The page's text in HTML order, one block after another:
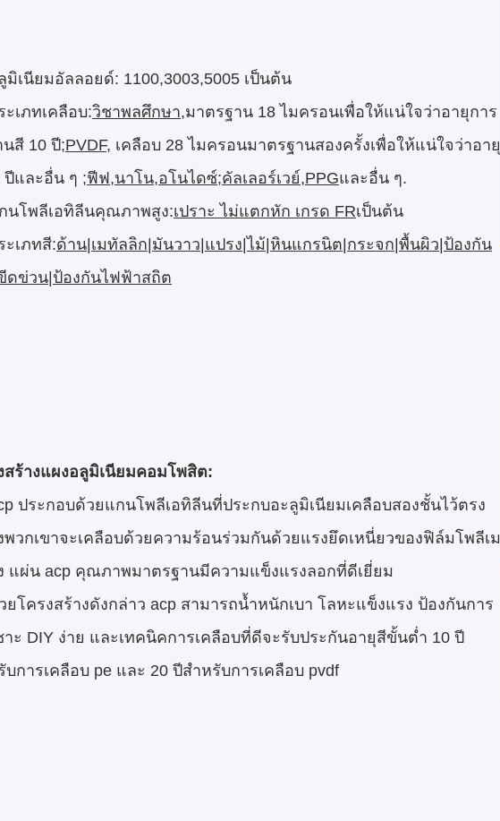
มิเนียมอัลลอยด์: 1100,3003,5005 เป็นต้น
ะเภทเคลือบ:วิชาพลศึกษา,มาตรฐาน 18 ไมครอนเพื่อให้แน่ใจว่าอายุการ
นสี 10 ปี;PVDF, เคลือบ 28 ไมครอนมาตรฐานสองครั้งเพื่อให้แน่ใจว่าอายุ
ปีและอื่น ๆ ;ฟีฟ,นาโน,อโนไดซ์;คัลเลอร์เวย์,PPGและอื่น ๆ.
นโพลีเอทิลีนคุณภาพสูง:เปราะ ไม่แตกหัก เกรด FRเป็นต้น
ะเภทสี:ด้าน|เมทัลลิก|มันวาว|แปรง|ไม้|หินแกรนิต|กระจก|พื้นผิว|ป้องกัน
ดข่วน|ป้องกันไฟฟ้าสถิต
สร้างแผงอลูมิเนียมคอมโพสิต:
ประกอบด้วยแกนโพลีเอทิลีนที่ประกบอะลูมิเนียมเคลือบสองชั้นไว้ตรง
พวกเขาจะเคลือบด้วยความร้อนร่วมกันด้วยแรงยึดเหนี่ยวของฟิล์มโพลีเม
แผ่น acp คุณภาพมาตรฐานมีความแข็งแรงลอกที่ดีเยี่ยม
ยโครงสร้างดังกล่าว acp สามารถน้ำหนักเบา โลหะแข็งแรง ป้องกันการ
าะ DIY ง่าย และเทคนิคการเคลือบที่ดีจะรับประกันอายุสีขั้นต่ำ 10 ปี
บการเคลือบ pe และ 20 ปีสำหรับการเคลือบ pvdf